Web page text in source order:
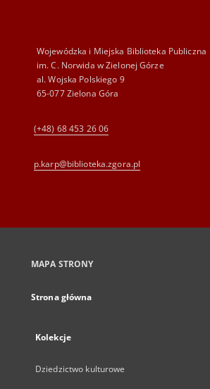
Wojewódzka i Miejska Biblioteka Publiczna
im. C. Norwida w Zielonej Górze
al. Wojska Polskiego 9
65-077 Zielona Góra
(+48) 68 453 26 06
p.karp@biblioteka.zgora.pl
MAPA STRONY
Strona główna
Kolekcje
Dziedzictwo kulturowe